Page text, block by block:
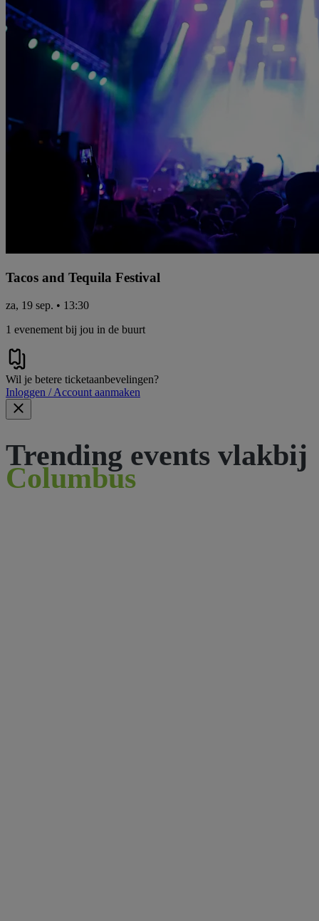
Tacos and Tequila Festival
za, 19 sep. • 13:30
1 evenement bij jou in de buurt
Wil je betere ticketaanbevelingen?
Inloggen / Account aanmaken
Trending events vlakbij
Columbus